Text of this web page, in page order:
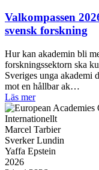
Valkompassen
svensk forskning
Hur kan akademin bli
forskningssektorn ska
Sveriges unga akademi
mot en hållbar ak…
Läs mer
Internationellt
Marcel Tarbier
Sverker Lundin
Yaffa Epstein
2026